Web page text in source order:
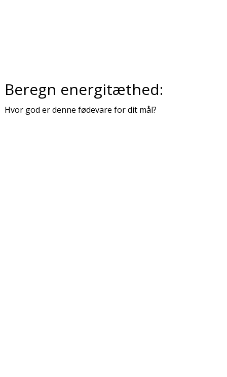
Beregn energitæthed:
Hvor god er denne fødevare for dit mål?